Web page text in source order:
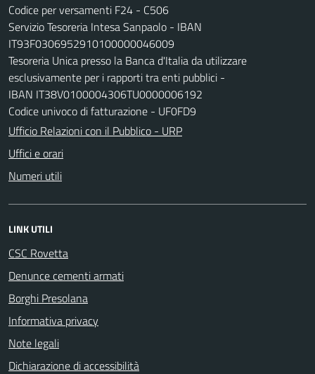
Codice per versamenti F24 - C506
Servizio Tesoreria Intesa Sanpaolo - IBAN
IT93F0306952910100000046009
Tesoreria Unica presso la Banca d'Italia da utilizzare
esclusivamente per i rapporti tra enti pubblici -
IBAN IT38V0100004306TU0000006192
Codice univoco di fatturazione - UF0FD9
Ufficio Relazioni con il Pubblico - URP
Uffici e orari
Numeri utili
LINK UTILI
CSC Rovetta
Denunce cementi armati
Borghi Presolana
Informativa privacy
Note legali
Dichiarazione di accessibilità